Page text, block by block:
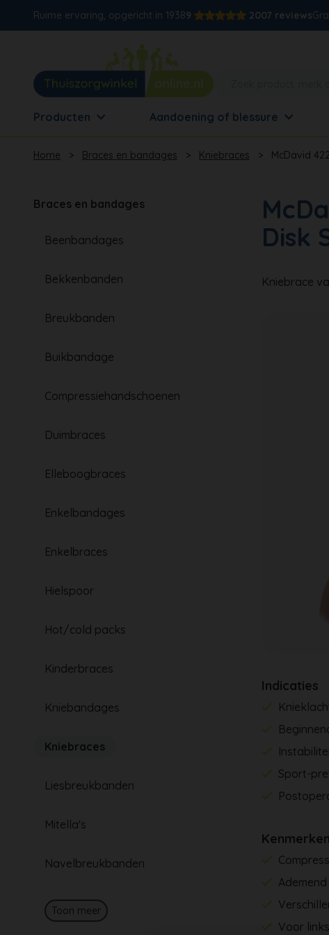
Ruime ervaring, opgericht in 19389 2007 reviews
Producten Aandoening of blessure
Home > Braces en bandages > Kniebraces > McDavid
Braces en bandages
Beenbandages
Bekkenbanden
Breukbanden
Buikbandage
Compressiehandschoenen
Duimbraces
Elleboogbraces
Enkelbandages
Enkelbraces
Hielspoor
Hot/cold packs
Kinderbraces
Kniebandages
Kniebraces
Liesbreukbanden
Mitella's
Navelbreukbanden
Toon meer
Disk
Kniebrace
Indicaties
Sport-
Kenmerken
Voor